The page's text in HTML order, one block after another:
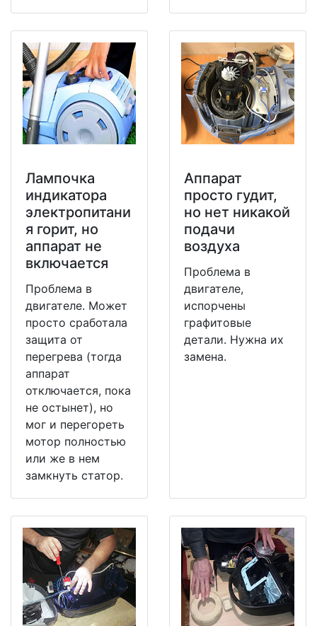
Лампочка
индикатора
электропитани
я горит, но
аппарат не
включается
Проблема в
двигателе. Может
просто сработала
защита от
перегрева (тогда
аппарат
отключается, пока
не остынет), но
мог и перегореть
мотор полностью
или же в нем
замкнуть статор.
Аппарат
просто гудит,
но нет никакой
подачи
воздуха
Проблема в
двигателе,
испорчены
графитовые
детали. Нужна их
замена.